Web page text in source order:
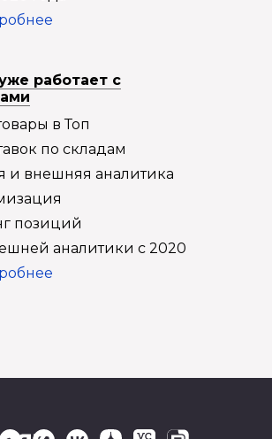
работает с
в Топ
по складам
и внешняя аналитика
позиций
аналитики с 2020